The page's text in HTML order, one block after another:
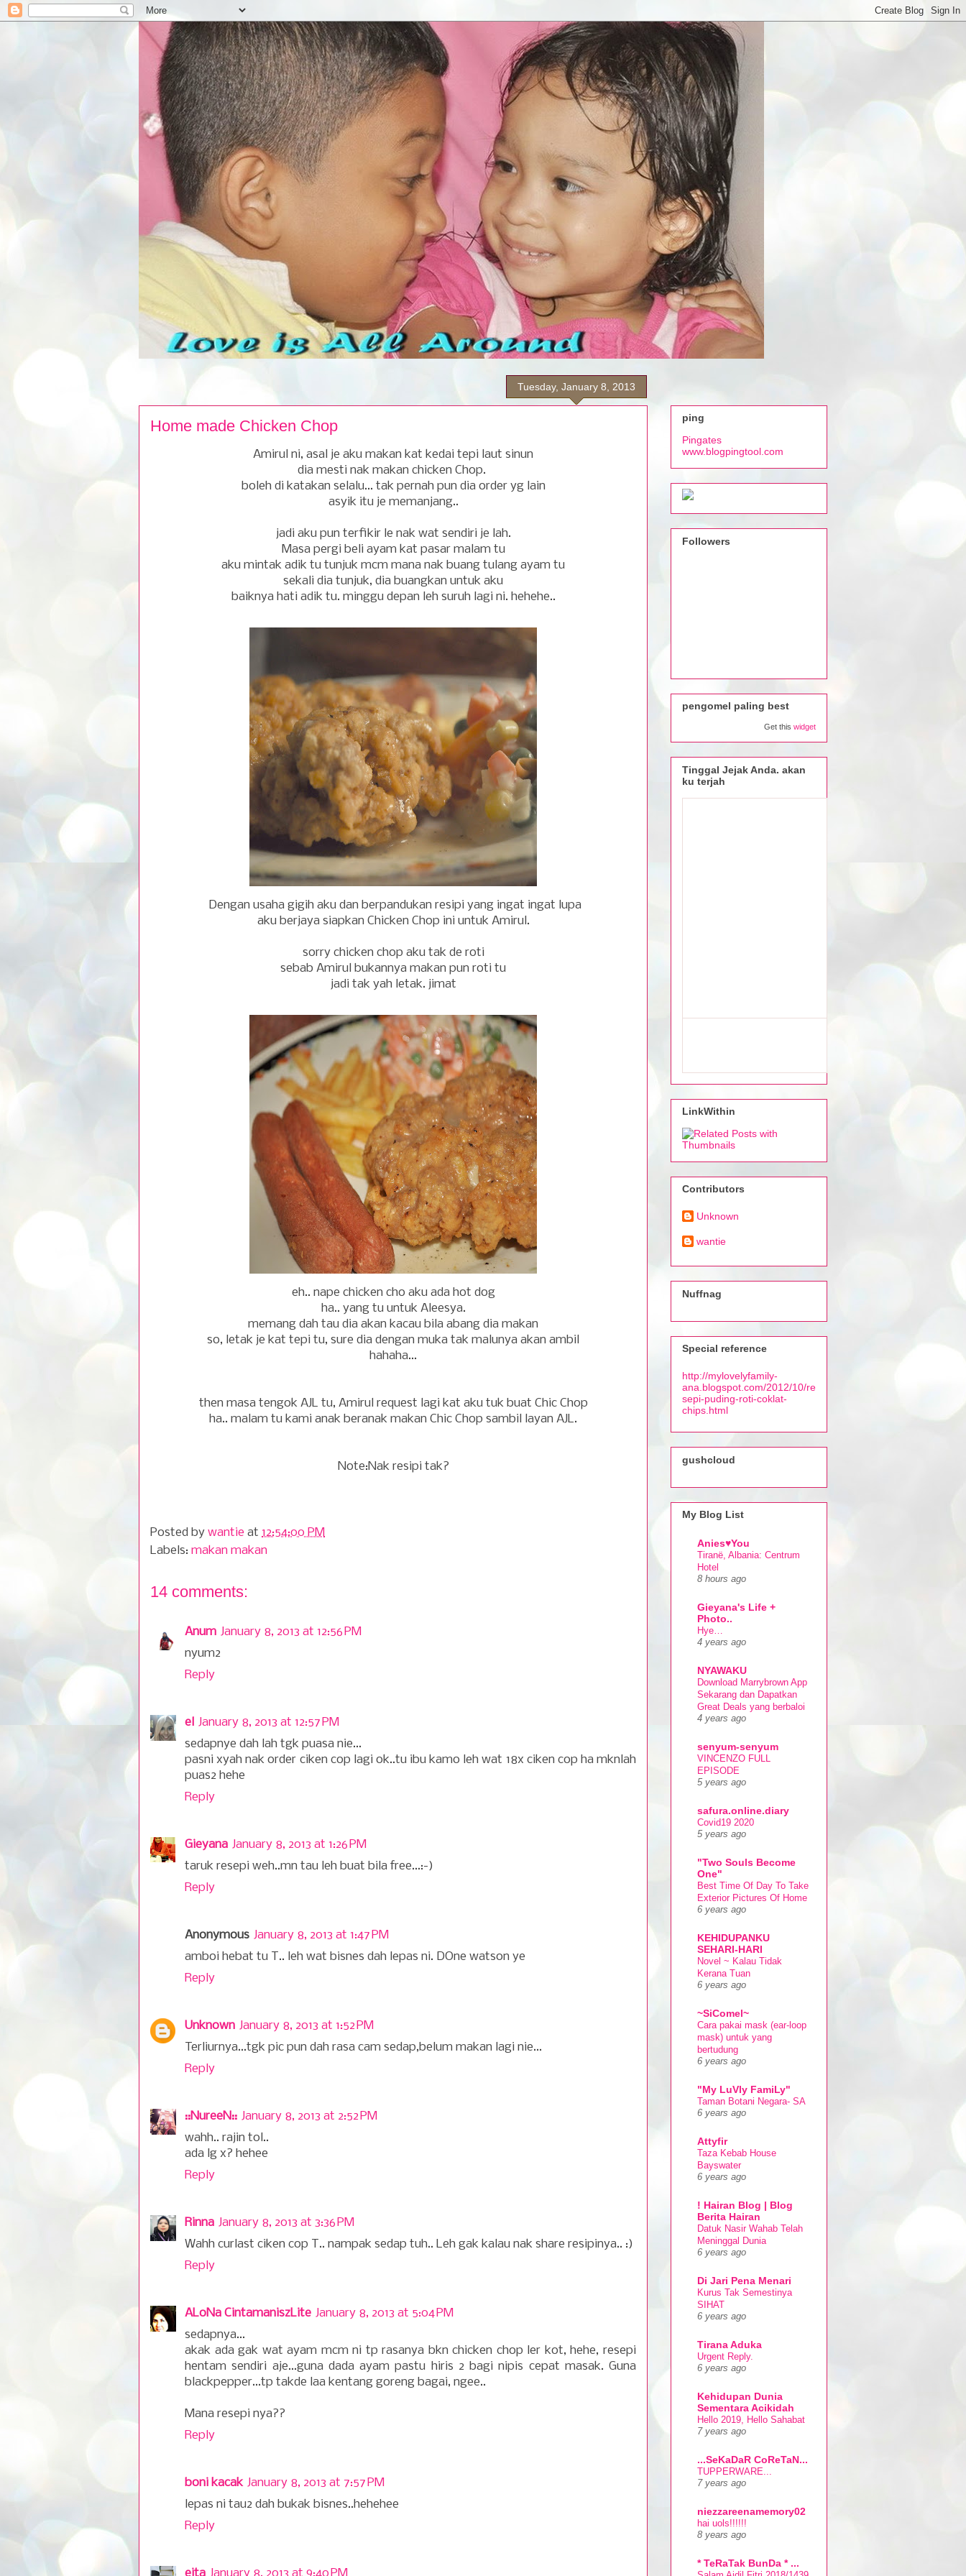
Tuesday, January 8, 2013
Home made Chicken Chop
Amirul ni, asal je aku makan kat kedai tepi laut sinun
dia mesti nak makan chicken Chop.
boleh di katakan selalu... tak pernah pun dia order yg lain
asyik itu je memanjang..
jadi aku pun terfikir le nak wat sendiri je lah.
Masa pergi beli ayam kat pasar malam tu
aku mintak adik tu tunjuk mcm mana nak buang tulang ayam tu
sekali dia tunjuk, dia buangkan untuk aku
baiknya hati adik tu. minggu depan leh suruh lagi ni. hehehe..
Dengan usaha gigih aku dan berpandukan resipi yang ingat ingat lupa
aku berjaya siapkan Chicken Chop ini untuk Amirul.
sorry chicken chop aku tak de roti
sebab Amirul bukannya makan pun roti tu
jadi tak yah letak. jimat
eh.. nape chicken cho aku ada hot dog
ha.. yang tu untuk Aleesya.
memang dah tau dia akan kacau bila abang dia makan
so, letak je kat tepi tu, sure dia dengan muka tak malunya akan ambil
hahaha...
then masa tengok AJL tu, Amirul request lagi kat aku tuk buat Chic Chop
ha.. malam tu kami anak beranak makan Chic Chop sambil layan AJL.
Note:Nak resipi tak?
Posted by wantie at 12:54:00 PM
Labels: makan makan
14 comments:
Anum January 8, 2013 at 12:56 PM
nyum2
Reply
el January 8, 2013 at 12:57 PM
sedapnye dah lah tgk puasa nie...
pasni xyah nak order ciken cop lagi ok..tu ibu kamo leh wat 18x ciken cop ha mknlah
puas2 hehe
Reply
Gieyana January 8, 2013 at 1:26 PM
taruk resepi weh..mn tau leh buat bila free...:-)
Reply
Anonymous January 8, 2013 at 1:47 PM
amboi hebat tu T.. leh wat bisnes dah lepas ni. DOne watson ye
Reply
Unknown January 8, 2013 at 1:52 PM
Terliurnya...tgk pic pun dah rasa cam sedap,belum makan lagi nie...
Reply
::NureeN:: January 8, 2013 at 2:52 PM
wahh.. rajin tol..
ada lg x? hehee
Reply
Rinna January 8, 2013 at 3:36 PM
Wahh curlast ciken cop T.. nampak sedap tuh.. Leh gak kalau nak share resipinya.. :)
Reply
ALoNa CintamaniszLite January 8, 2013 at 5:04 PM
sedapnya...
akak ada gak wat ayam mcm ni tp rasanya bkn chicken chop ler kot, hehe, resepi
hentam sendiri aje...guna dada ayam pastu hiris 2 bagi nipis cepat masak. Guna
blackpepper...tp takde laa kentang goreng bagai, ngee..
Mana resepi nya??
Reply
boni kacak January 8, 2013 at 7:57 PM
lepas ni tau2 dah bukak bisnes..hehehee
Reply
ping
Pingates
www.blogpingtool.com
Followers
pengomel paling best
Get this widget
Tinggal Jejak Anda. akan
ku terjah
LinkWithin
Contributors
Unknown
wantie
Nuffnag
Special reference
http://mylovelyfamily-
ana.blogspot.com/2012/10/re
sepi-puding-roti-coklat-
chips.html
gushcloud
My Blog List
Anies♥You
Tiranë, Albania: Centrum
Hotel
8 hours ago
Gieyana's Life +
Photo..
Hye…
4 years ago
NYAWAKU
Download Marrybrown App
Sekarang dan Dapatkan
Great Deals yang berbaloi
4 years ago
senyum-senyum
VINCENZO FULL
EPISODE
5 years ago
safura.online.diary
Covid19 2020
5 years ago
"Two Souls Become
One"
Best Time Of Day To Take
Exterior Pictures Of Home
6 years ago
KEHIDUPANKU
SEHARI-HARI
Novel ~ Kalau Tidak
Kerana Tuan
6 years ago
~SiComel~
Cara pakai mask (ear-loop
mask) untuk yang
bertudung
6 years ago
"My LuVly FamiLy"
Taman Botani Negara- SA
6 years ago
Attyfir
Taza Kebab House
Bayswater
6 years ago
! Hairan Blog | Blog
Berita Hairan
Datuk Nasir Wahab Telah
Meninggal Dunia
6 years ago
Di Jari Pena Menari
Kurus Tak Semestinya
SIHAT
6 years ago
Tirana Aduka
Urgent Reply.
6 years ago
Kehidupan Dunia
Sementara Acikidah
Hello 2019, Hello Sahabat
7 years ago
...SeKaDaR CoReTaN...
TUPPERWARE...
7 years ago
niezzareenamemory02
hai uols!!!!!!
8 years ago
* TeRaTak BunDa * ...